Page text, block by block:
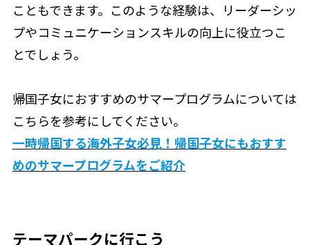
こともできます。このような経験は、リーダーシッ
プやコミュニケーションスキルの向上に役立つこ
とでしょう。
帰国子女におすすめのサマープログラムについては
こちらを参考にしてください。
一時帰国する海外子女必見！帰国子女にもおすす
めのサマープログラムをご紹介
テーマパークに行こう